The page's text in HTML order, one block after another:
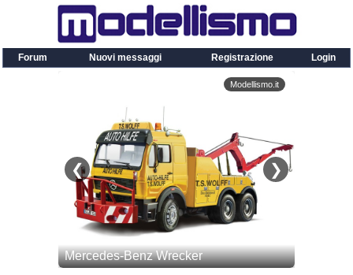
Forum Nuovi messaggi Registrazione Login